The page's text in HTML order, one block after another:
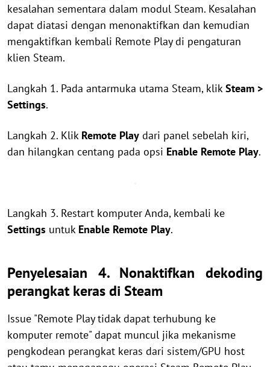
kesalahan sementara dalam modul Steam. Kesalahan
dapat diatasi dengan menonaktifkan dan kemudian
mengaktifkan kembali Remote Play di pengaturan
klien Steam.
Langkah 1. Pada antarmuka utama Steam, klikSteam >
Settings.
Langkah 2. Klik Remote Play dari panel sebelah kiri,
dan hilangkan centang pada opsi Enable Remote Play.
Langkah 3. Restart komputer Anda, kembali ke
Settings untuk Enable Remote Play.
Penyelesaian 4. Nonaktifkan dekoding
perangkat keras di Steam
Issue "Remote Play tidak dapat terhubung ke
komputer remote" dapat muncul jika mekanisme
pengkodean perangkat keras dari sistem/GPU host